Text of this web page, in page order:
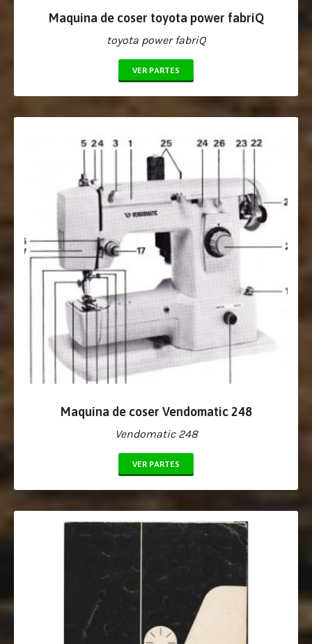
Maquina de coser toyota power fabriQ
toyota power fabriQ
VER PARTES
Maquina de coser Vendomatic 248
Vendomatic 248
VER PARTES